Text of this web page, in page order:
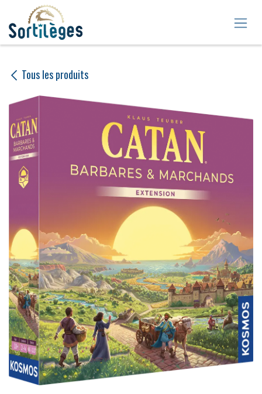
Se rendre au contenu
Tous les produits